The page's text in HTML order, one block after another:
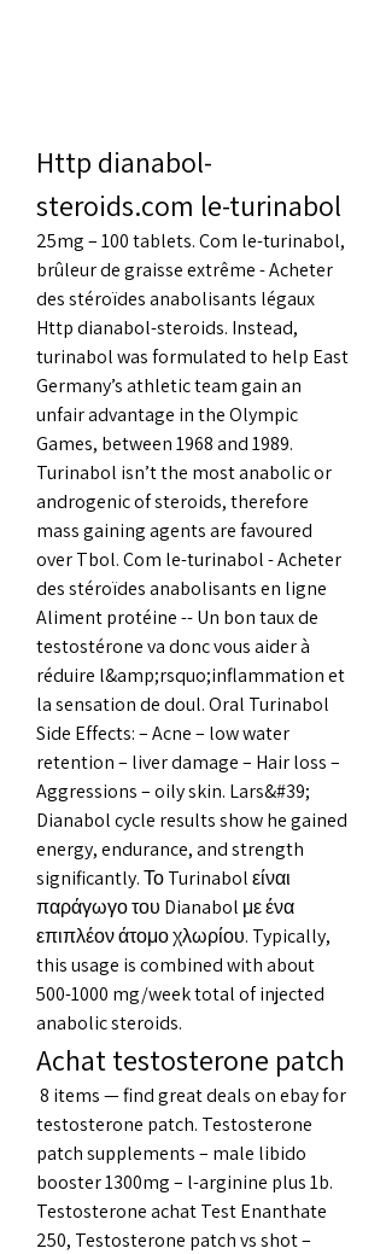
Http dianabol-
steroids.com le-turinabol
25mg – 100 tablets. Com le-turinabol,
brûleur de graisse extrême - Acheter
des stéroïdes anabolisants légaux
Http dianabol-steroids. Instead,
turinabol was formulated to help East
Germany’s athletic team gain an
unfair advantage in the Olympic
Games, between 1968 and 1989.
Turinabol isn’t the most anabolic or
androgenic of steroids, therefore
mass gaining agents are favoured
over Tbol. Com le-turinabol - Acheter
des stéroïdes anabolisants en ligne
Aliment protéine -- Un bon taux de
testostérone va donc vous aider à
réduire l&amp;rsquo;inflammation et
la sensation de doul. Oral Turinabol
Side Effects: – Acne – low water
retention – liver damage – Hair loss –
Aggressions – oily skin. Lars&#39;
Dianabol cycle results show he gained
energy, endurance, and strength
significantly. Το Turinabol είναι
παράγωγο του Dianabol με ένα
επιπλέον άτομο χλωρίου. Typically,
this usage is combined with about
500-1000 mg/week total of injected
anabolic steroids.
Achat testosterone patch
testosterone patch. Testosterone
patch supplements – male libido
booster 1300mg – l-arginine plus 1b.
Testosterone achat Test Enanthate
250, Testosterone patch vs shot –